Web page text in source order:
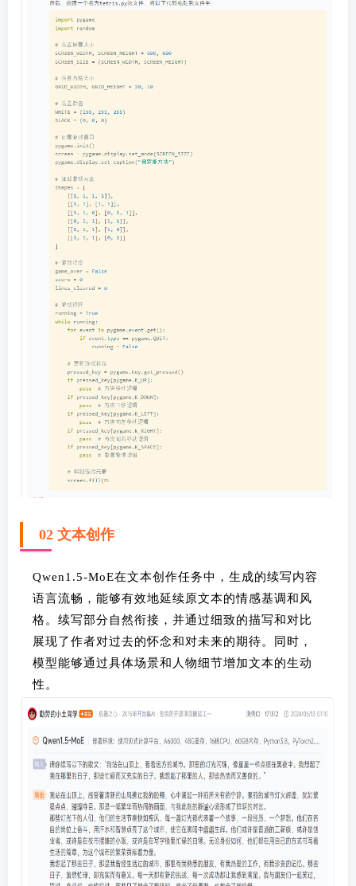
02 文本创作
Qwen1.5-MoE在文本创作任务中，生成的续写内容
语言流畅，能够有效地延续原文本的情感基调和风
格。续写部分自然衔接，并通过细致的描写和对比
展现了作者对过去的怀念和对未来的期待。同时，
模型能够通过具体场景和人物细节增加文本的生动
性。